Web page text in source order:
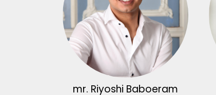
mr. Riyoshi Baboeram